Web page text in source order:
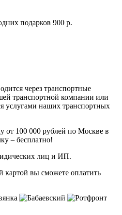
подарков 900 р.
через транспортные
транспортной компании или
услугами наших транспортных
от 100 000 рублей по Москве в
– бесплатно!
лиц и ИП.
вы сможете оплатить